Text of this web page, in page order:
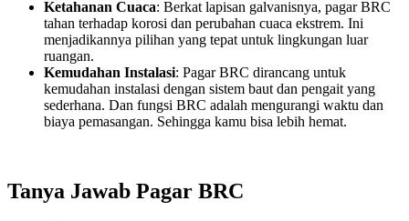
Ketahanan Cuaca: Berkat lapisan galvanisnya, pagar BRC
tahan terhadap korosi dan perubahan cuaca ekstrem. Ini
menjadikannya pilihan yang tepat untuk lingkungan luar
ruangan.
Kemudahan Instalasi: Pagar BRC dirancang untuk
kemudahan instalasi dengan sistem baut dan pengait yang
sederhana. Dan fungsi BRC adalah mengurangi waktu dan
biaya pemasangan. Sehingga kamu bisa lebih hemat.
Tanya Jawab Pagar BRC